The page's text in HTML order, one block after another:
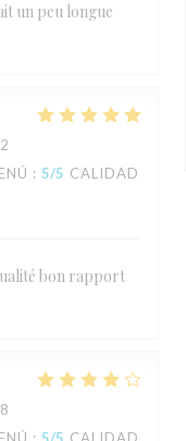
un peu longue
: 5/5 CALIDAD
bon rapport